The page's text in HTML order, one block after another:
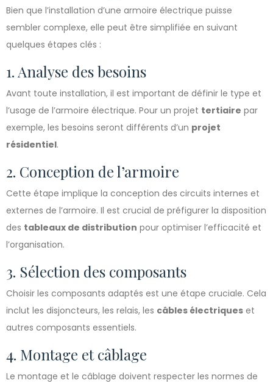
Bien que l’installation d’une armoire électrique puisse
sembler complexe, elle peut être simplifiée en suivant
quelques étapes clés :
1. Analyse des besoins
Avant toute installation, il est important de définir le type et
l’usage de l’armoire électrique. Pour un projet tertiaire par
exemple, les besoins seront différents d’un projet
résidentiel.
2. Conception de l’armoire
Cette étape implique la conception des circuits internes et
externes de l’armoire. Il est crucial de préfigurer la disposition
des tableaux de distribution pour optimiser l’efficacité et
l’organisation.
3. Sélection des composants
Choisir les composants adaptés est une étape cruciale. Cela
inclut les disjoncteurs, les relais, les câbles électriques et
autres composants essentiels.
4. Montage et câblage
Le montage et le câblage doivent respecter les normes de